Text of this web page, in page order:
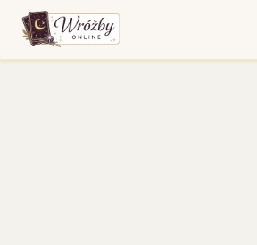
Przejdź
treści